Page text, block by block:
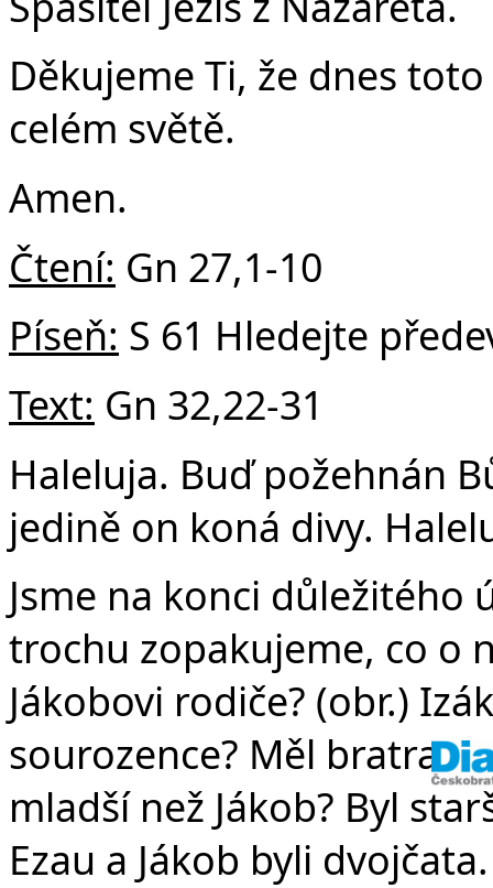
v
Děkujeme Ti, že dnes
celém světě.
Amen.
Čtení: Gn 27,1-10
Píseň: S 61 Hledejte
Text: Gn 32,22-31
Haleluja. Buď požehnán
jedině on koná divy.
Jsme na konci důležitého
trochu zopakujeme, co o
Jákobovi rodiče? (obr.)
sourozence? Měl bratra
mladší než Jákob? Byl
Ezau a Jákob byli